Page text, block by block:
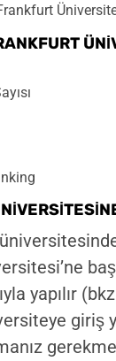
yapılır
giriş